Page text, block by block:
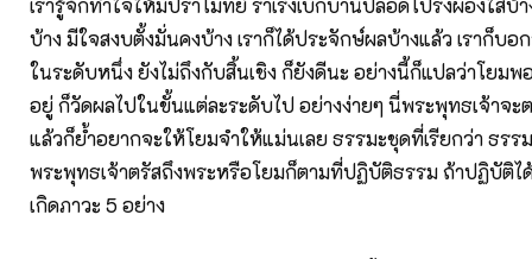
บ้าง มีใจสงบตั้งมั่นคงบ้าง เราก็ได้ประจักษ์ผลบ้างแล้ว เราก็บอ
ในระดับหนึ่ง ยังไม่ถึงกับสิ้นเชิง ก็ยังดีนะ อย่างนี้ก็แปลว่าโยมพ
อยู่ ก็วัดผลไปในขั้นแต่ละระดับไป อย่างง่ายๆ นี่พระพุทธเจ้าจ
แล้วก็ย้ำอยากจะให้โยมจำให้แม่นเลย ธรรมะชุดที่เรียกว่า ธรร
พระพุทธเจ้าตรัสถึงพระหรือโยมก็ตามที่ปฏิบัติธรรม ถ้าปฏิบัติไ
เกิดภาวะ 5 อย่าง